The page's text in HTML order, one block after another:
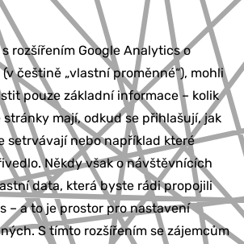
rozšířením Google Analytics o
češtině „vlastní proměnné“), mohli
pouze základní informace – kolik
mají, odkud se přihlašují, jak
setrvávají nebo například které
Někdy však o návštěvnících
data, která byste rádi propojili
– a to je prostor pro nastavení
S tímto rozšířením se zájemcům